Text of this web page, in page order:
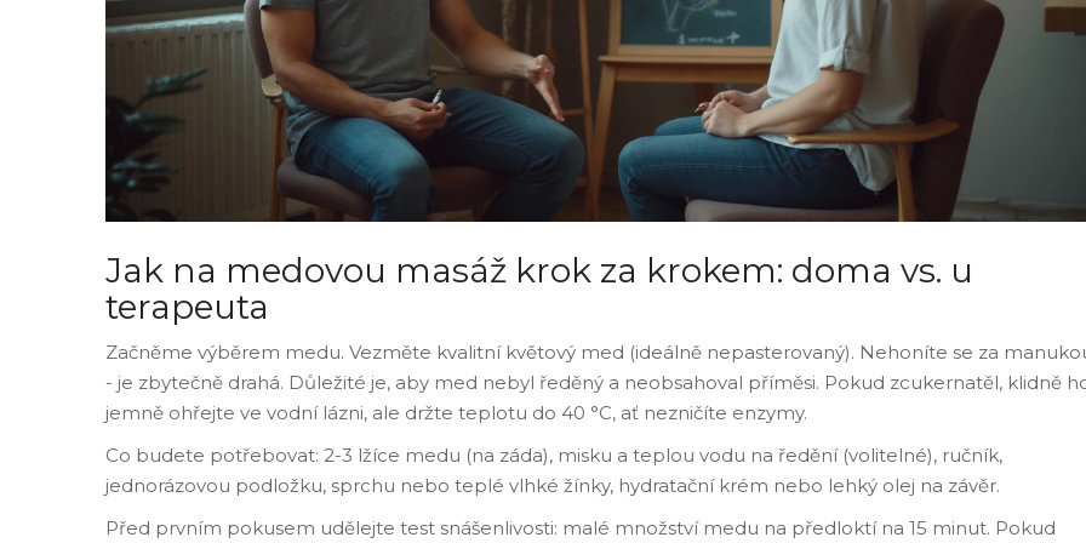
Jak na medovou masáž krok za krokem: doma vs. u
terapeuta
Začněme výběrem medu. Vezměte kvalitní květový med (ideálně nepasterovaný). Nehoníte se za
- je zbytečně drahá. Důležité je, aby med nebyl ředěný a neobsahoval příměsi. Pokud zcukernatěl, klidně
jemně ohřejte ve vodní lázni, ale držte teplotu do 40 °C, ať nezničíte enzymy.
Co budete potřebovat: 2-3 lžíce medu (na záda), misku a teplou vodu na ředění (volitelné), ručník,
jednorázovou podložku, sprchu nebo teplé vlhké žínky, hydratační krém nebo lehký olej na závěr.
Před prvním pokusem udělejte test snášenlivosti: malé množství medu na předloktí na 15 minut. Pokud